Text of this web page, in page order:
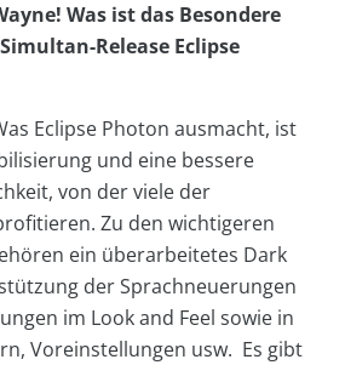
Was ist das Besondere
Release Eclipse
Eclipse Photon ausmacht, ist
und eine bessere
von der viele der
Zu den wichtigeren
ein überarbeitetes Dark
der Sprachneuerungen
im Look and Feel sowie in
Voreinstellungen usw. Es gibt